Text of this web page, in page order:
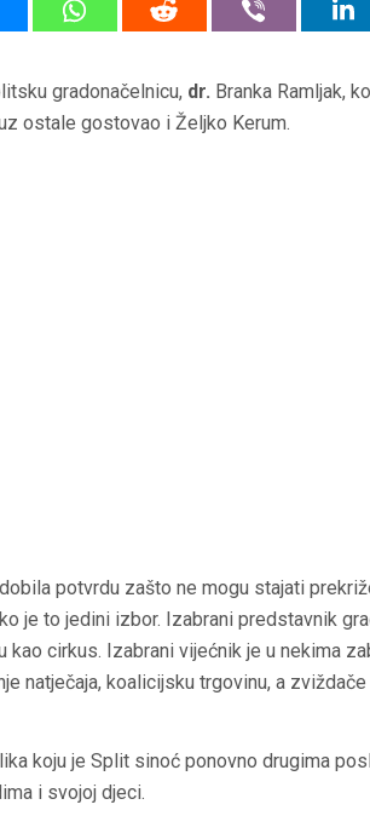
gradonačelnicu, dr. Branka Ramljak,
ostale gostovao i Željko Kerum.
potvrdu zašto ne mogu stajati
je to jedini izbor. Izabrani predstavnik
kao cirkus. Izabrani vijećnik je u nekima
natječaja, koalicijsku trgovinu, a
koju je Split sinoć ponovno drugima
i svojoj djeci.